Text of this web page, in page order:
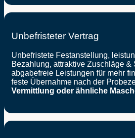
Unbefristeter Vertrag
Unbefristete Festanstellung,
Bezahlung, attraktive Zuschläge &
abgabefreie Leistungen für mehr
feste Übernahme nach der
Vermittlung oder ähnliche